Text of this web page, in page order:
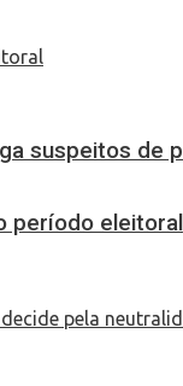
suspeitos de
período eleitoral